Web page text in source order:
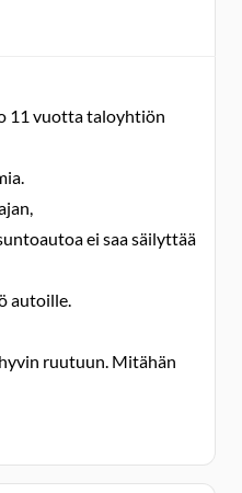
11 vuotta taloyhtiön
ei saa säilyttää
autoille.
ruutuun. Mitähän